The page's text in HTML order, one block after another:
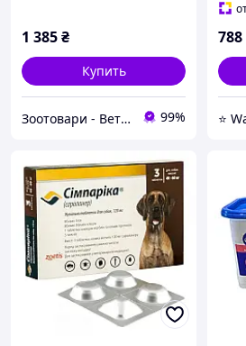
1 385₴
Купить
Зоотовари - Ветаптека 99%
788